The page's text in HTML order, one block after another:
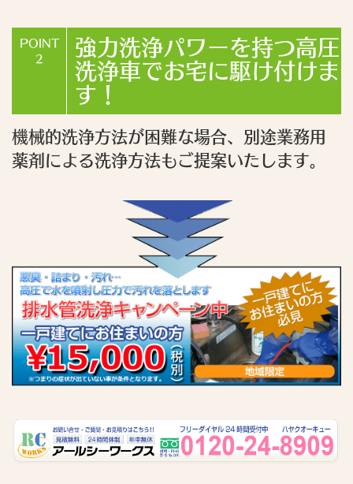
POINT
2
強力洗浄パワーを持つ高圧
洗浄車でお宅に駆け付けま
す！
機械的洗浄方法が困難な場合、別途業務用
薬剤による洗浄方法もご提案いたします。